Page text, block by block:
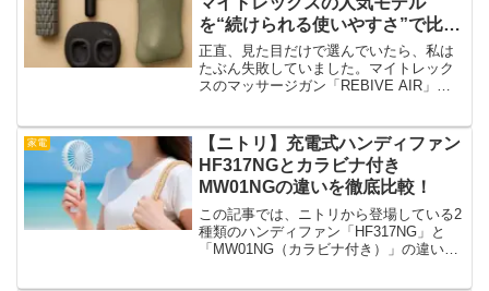
を“続けられる使いやすさ”で比べ
る
正直、見た目だけで選んでいたら、私は
たぶん失敗していました。マイトレック
スのマッサージガン「REBIVE AIR」と
フル。そのうえレビュー評価も高くて、
人気ラ...
家電
【ニトリ】充電式ハンディファン
HF317NGとカラビナ付き
MW01NGの違いを徹底比較！
この記事では、ニトリから登場している2
種類のハンディファン「HF317NG」と
「MW01NG（カラビナ付き）」の違いに